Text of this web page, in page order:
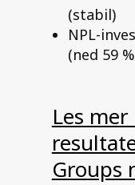
(stabil)
NPL-
(ned 59
Les
Groups